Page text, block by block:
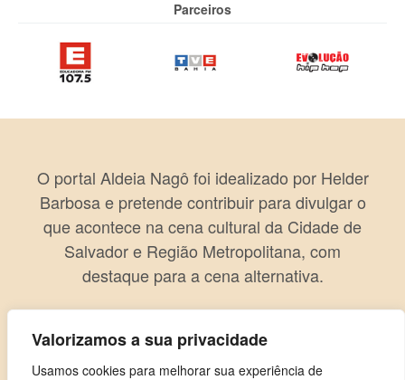
Valorizamos a sua privacidade
Usamos cookies para melhorar sua experiência de
Parceiros
O portal Aldeia Nagô foi idealizado por Helder
Barbosa e pretende contribuir para divulgar o
que acontece na cena cultural da Cidade de
Salvador e Região Metropolitana, com
destaque para a cena alternativa.